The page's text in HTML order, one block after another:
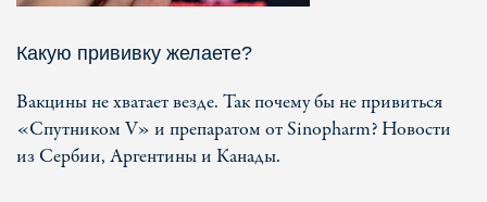
Какую прививку желаете?
Вакцины не хватает везде. Так почему бы не привиться
«Спутником V» и препаратом от Sinopharm? Новости
из Сербии, Аргентины и Канады.